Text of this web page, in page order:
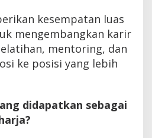
kesempatan luas
mengembangkan karir
mentoring, dan
ke posisi yang lebih
didapatkan sebagai